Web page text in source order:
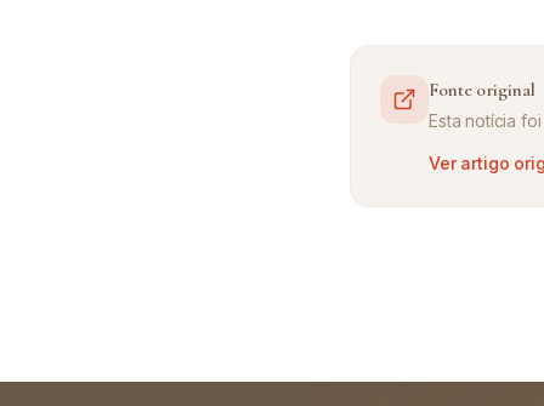
Fonte original
Esta notícia
Ver artigo